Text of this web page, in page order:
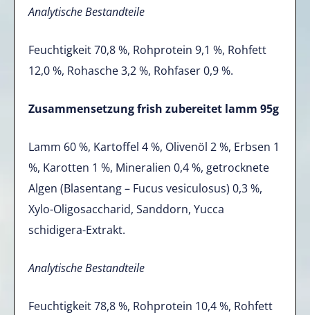
Analytische Bestandteile
Feuchtigkeit 70,8 %, Rohprotein 9,1 %, Rohfett
12,0 %, Rohasche 3,2 %, Rohfaser 0,9 %.
Zusammensetzung frish zubereitet lamm 95g
Lamm 60 %, Kartoffel 4 %, Olivenöl 2 %, Erbsen 1
%, Karotten 1 %, Mineralien 0,4 %, getrocknete
Algen (Blasentang – Fucus vesiculosus) 0,3 %,
Xylo-Oligosaccharid, Sanddorn, Yucca
schidigera-Extrakt.
Analytische Bestandteile
Feuchtigkeit 78,8 %, Rohprotein 10,4 %, Rohfett